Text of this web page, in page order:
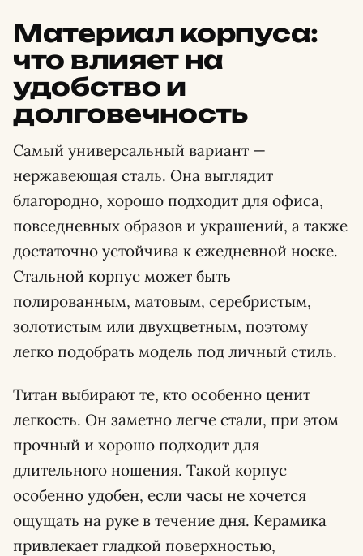
Материал корпуса:
что влияет на
удобство и
долговечность
Самый универсальный вариант —
нержавеющая сталь. Она выглядит
благородно, хорошо подходит для офиса,
повседневных образов и украшений, а также
достаточно устойчива к ежедневной носке.
Стальной корпус может быть
полированным, матовым, серебристым,
золотистым или двухцветным, поэтому
легко подобрать модель под личный стиль.
Титан выбирают те, кто особенно ценит
легкость. Он заметно легче стали, при этом
прочный и хорошо подходит для
длительного ношения. Такой корпус
особенно удобен, если часы не хочется
ощущать на руке в течение дня. Керамика
привлекает гладкой поверхностью,